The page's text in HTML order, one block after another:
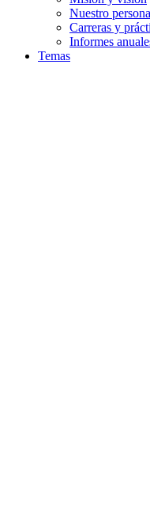
Nuestro
Carreras y
Informes
Temas